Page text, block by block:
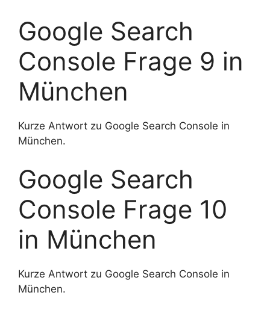
Google Search
Console Frage 9 in
München
Kurze Antwort zu Google Search Console in
München.
Google Search
Console Frage 10
in München
Kurze Antwort zu Google Search Console in
München.